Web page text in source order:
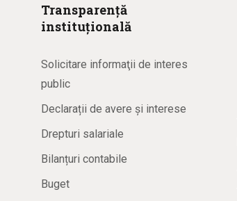
Transparență
instituțională
Solicitare informaţii de interes
public
Declarații de avere și interese
Drepturi salariale
Bilanțuri contabile
Buget